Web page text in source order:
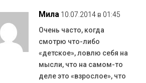
Мила 10.07.2014 в 01:45
Очень часто, когда
смотрю что-либо
«детское», ловлю себя на
мысли, что на самом-то
деле это «взрослое», что